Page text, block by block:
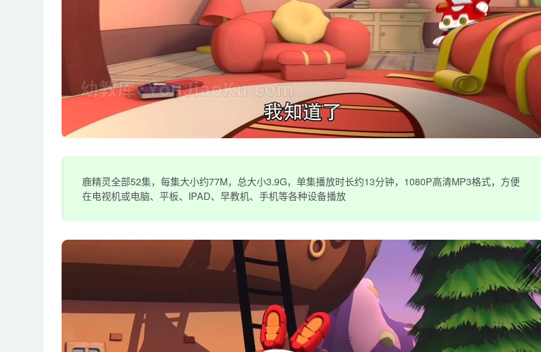
鹿精灵全部52集，每集大小约77M，总大小3.9G，单集播放时长约13分钟，1080P高清MP3格式，方便
在电视机或电脑、平板、IPAD、早教机、手机等各种设备播放